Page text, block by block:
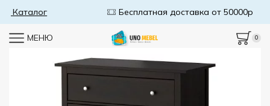
Бесплатная доставка от 50000р В Каталог
МЕНЮ 0